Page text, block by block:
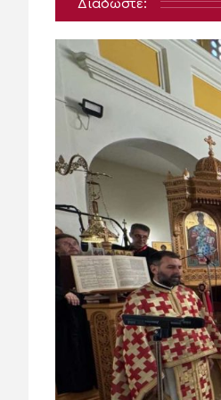
Διαδώστε: